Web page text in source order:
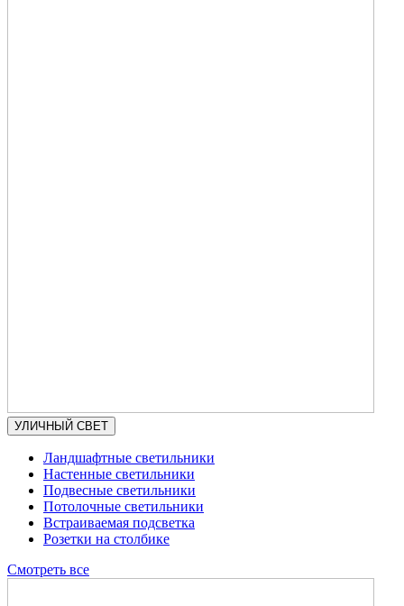
УЛИЧНЫЙ СВЕТ
Ландшафтные светильники
Настенные светильники
Подвесные светильники
Потолочные светильники
Встраиваемая подсветка
Розетки на столбике
Смотреть все